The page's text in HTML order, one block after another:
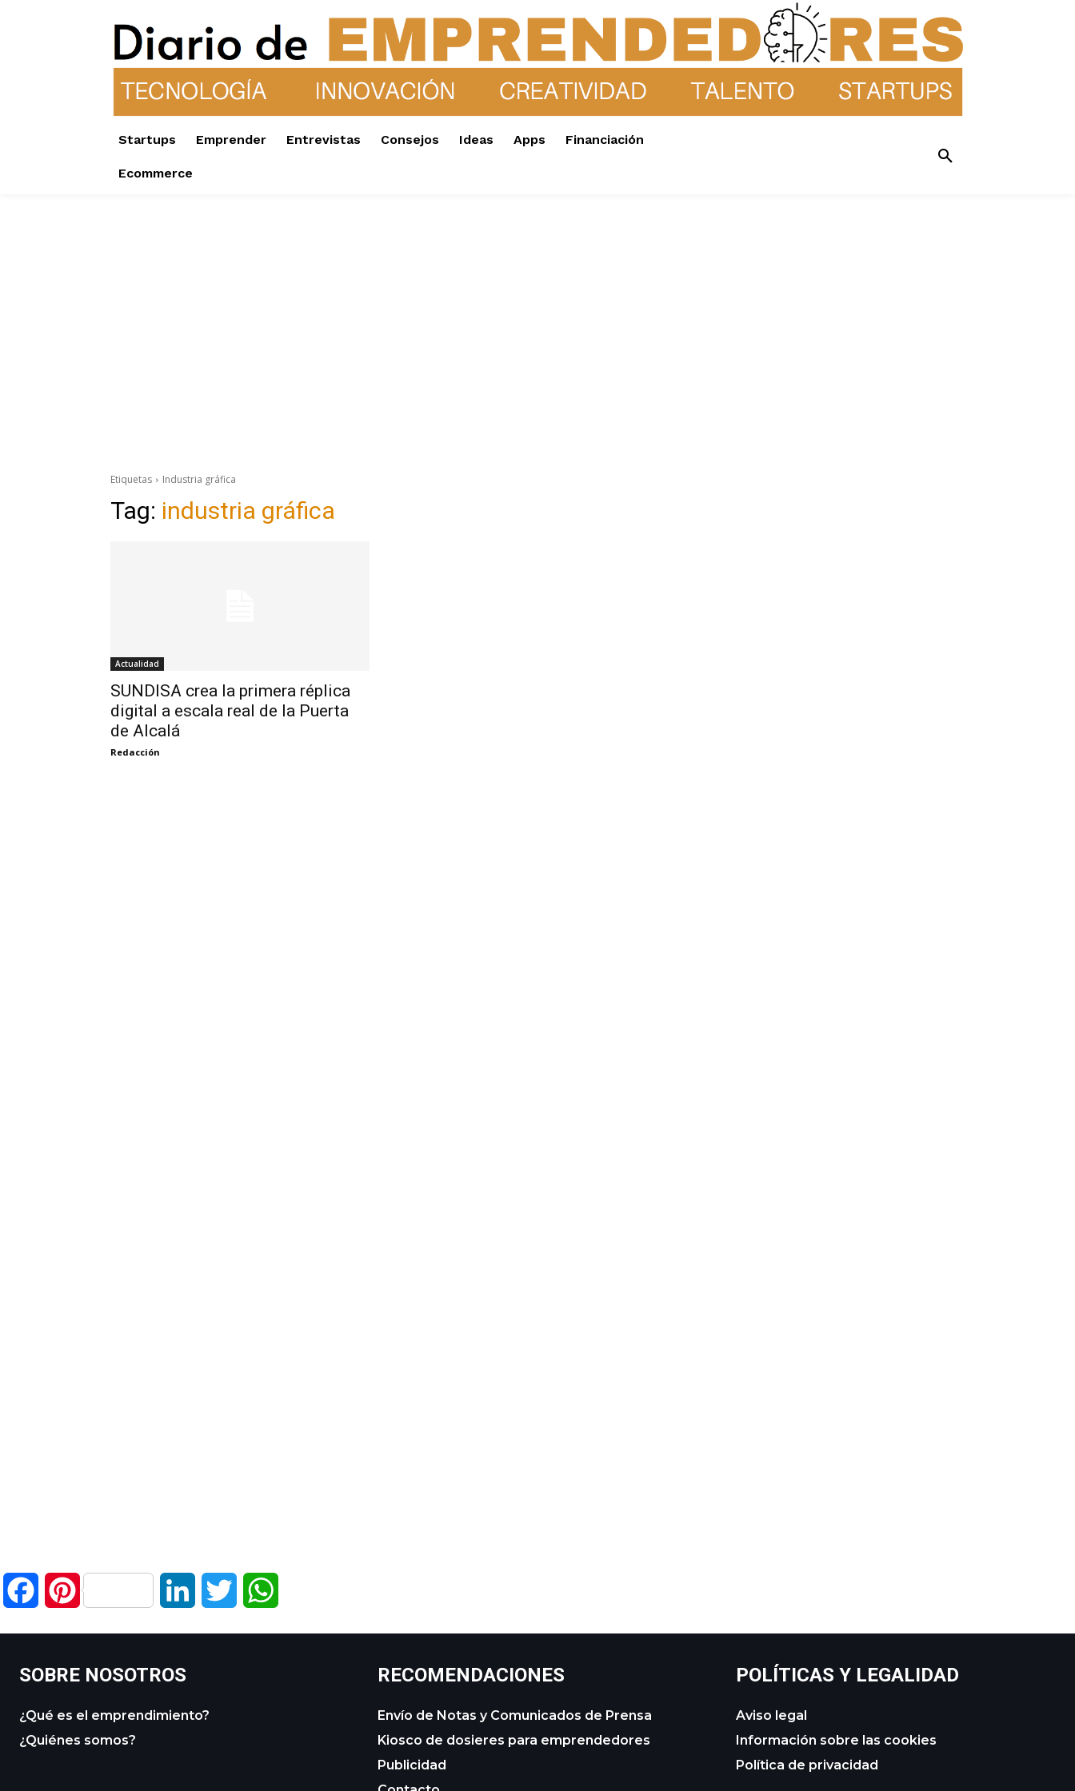
Startups Emprender Entrevistas Consejos Ideas Apps Financiación
Ecommerce
Etiquetas Industria gráfica
Tag: industria gráfica
Actualidad
SUNDISA crea la primera réplica
digital a escala real de la Puerta
de Alcalá
Redacción
FacebookPinterest LinkedIn Twitter
SOBRE NOSOTROS
¿Qué es el emprendimiento?
¿Quiénes somos?
RECOMENDACIONES
Envío de Notas y Comunicados de Prensa
Kiosco de dosieres para emprendedores
Publicidad
POLÍTICAS Y LEGALIDAD
Aviso legal
Información sobre las cookies
Política de privacidad